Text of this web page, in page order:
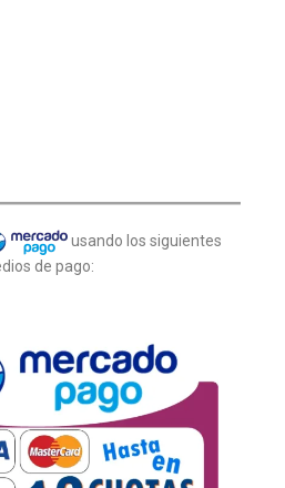
usando los siguientes
de pago: